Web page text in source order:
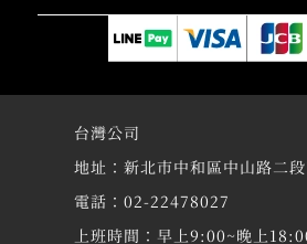
台灣公司
地址：新北市中和區中山路二
電話：02-22478027
上班時間：早上9:00~晚上